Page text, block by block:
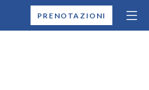
PRENOTAZIONI